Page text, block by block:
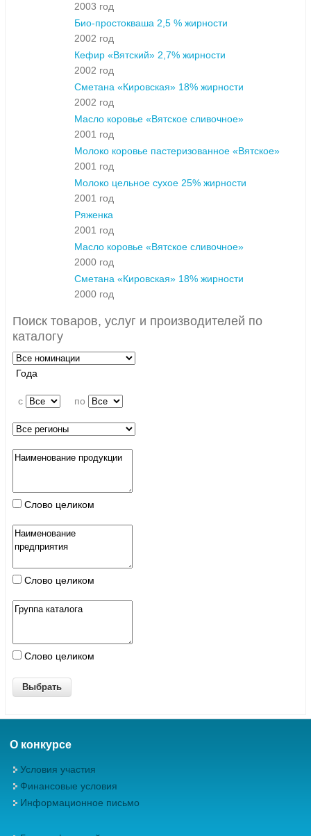
2003 год
Био-простокваша 2,5 % жирности
2002 год
Кефир «Вятский» 2,7% жирности
2002 год
Сметана «Кировская» 18% жирности
2002 год
Масло коровье «Вятское сливочное»
2001 год
Молоко коровье пастеризованное «Вятское»
2001 год
Молоко цельное сухое 25% жирности
2001 год
Ряженка
2001 год
Масло коровье «Вятское сливочное»
2000 год
Сметана «Кировская» 18% жирности
2000 год
Поиск товаров, услуг и производителей по
каталогу
Года
c по
Слово целиком
Слово целиком
Слово целиком
О конкурсе
Условия участия
Финансовые условия
Информационное письмо